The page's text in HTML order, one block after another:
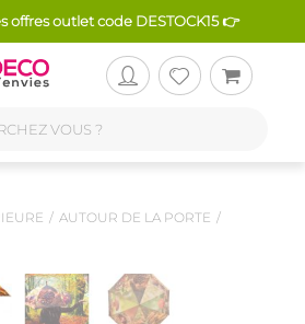
offres outlet code DESTOCK15 👉
AUTOUR DE LA PORTE